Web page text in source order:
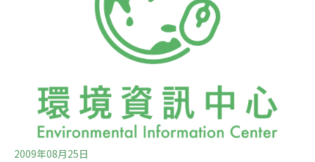
定國際環保界已經不再堅持反核，而傾向建核電廠以對抗
暖化。然而，這些觀點單一的新聞，真的告訴我們真相了
嗎？台灣媒體在科技新知和環保議題的報導上，往往有個
通病，就是記者不做功課，多僅止於選擇部分外電進行翻
觀點，不然就是缺乏更進一步的統整分析，以作為適合在
台灣進行公共辯論的參考資料。
2009年08月25日